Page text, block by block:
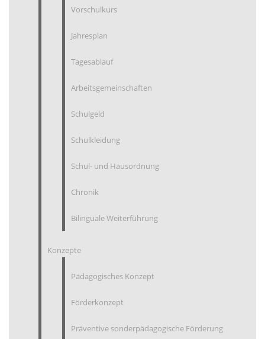
Vorschulkurs
Jahresplan
Tagesablauf
Arbeitsgemeinschaften
Schulgeld
Schulkleidung
Schul- und Hausordnung
Chronik
Bilinguale Weiterführung
Konzepte
Pädagogisches Konzept
Förderkonzept
Präventive sonderpädagogische Förderung